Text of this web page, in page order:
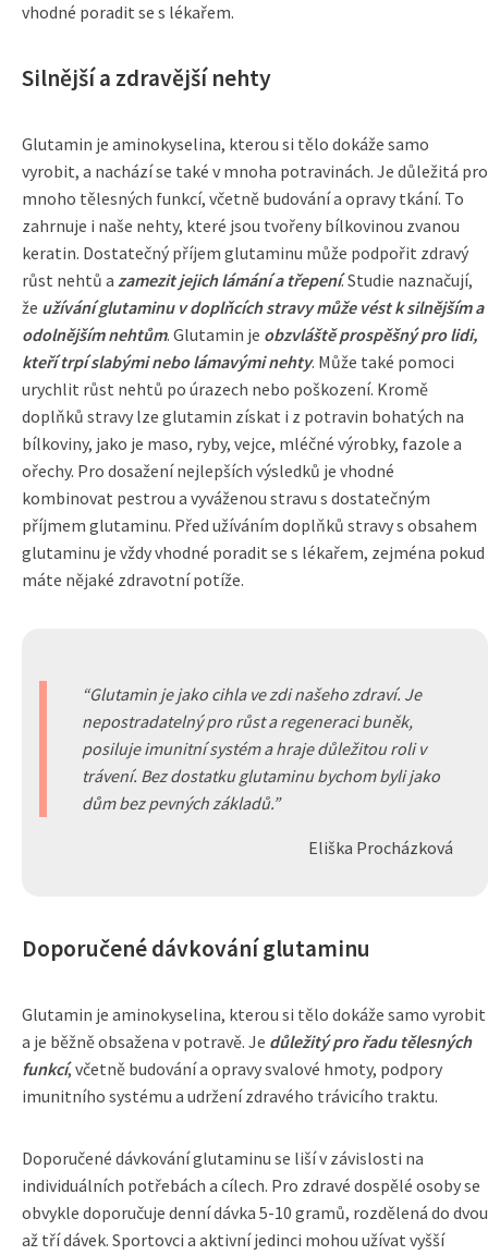
vhodné poradit se s lékařem.
Silnější a zdravější nehty
Glutamin je aminokyselina, kterou si tělo dokáže samo
vyrobit, a nachází se také v mnoha potravinách. Je důležitá pro
mnoho tělesných funkcí, včetně budování a opravy tkání. To
zahrnuje i naše nehty, které jsou tvořeny bílkovinou zvanou
keratin. Dostatečný příjem glutaminu může podpořit zdravý
růst nehtů a zamezit jejich lámání a třepení. Studie naznačují,
že užívání glutaminu v doplňcích stravy může vést k silnějším a
odolnějším nehtům. Glutamin je obzvláště prospěšný pro lidi,
kteří trpí slabými nebo lámavými nehty. Může také pomoci
urychlit růst nehtů po úrazech nebo poškození. Kromě
doplňků stravy lze glutamin získat i z potravin bohatých na
bílkoviny, jako je maso, ryby, vejce, mléčné výrobky, fazole a
ořechy. Pro dosažení nejlepších výsledků je vhodné
kombinovat pestrou a vyváženou stravu s dostatečným
příjmem glutaminu. Před užíváním doplňků stravy s obsahem
glutaminu je vždy vhodné poradit se s lékařem, zejména pokud
máte nějaké zdravotní potíže.
Glutamin je jako cihla ve zdi našeho zdraví. Je
nepostradatelný pro růst a regeneraci buněk,
posiluje imunitní systém a hraje důležitou roli v
trávení. Bez dostatku glutaminu bychom byli jako
dům bez pevných základů.
Eliška Procházková
Doporučené dávkování glutaminu
Glutamin je aminokyselina, kterou si tělo dokáže samo vyrobit
a je běžně obsažena v potravě. Je důležitý pro řadu tělesných
funkcí, včetně budování a opravy svalové hmoty, podpory
imunitního systému a udržení zdravého trávicího traktu.
Doporučené dávkování glutaminu se liší v závislosti na
individuálních potřebách a cílech. Pro zdravé dospělé osoby se
obvykle doporučuje denní dávka 5-10 gramů, rozdělená do dvou
až tří dávek. Sportovci a aktivní jedinci mohou užívat vyšší